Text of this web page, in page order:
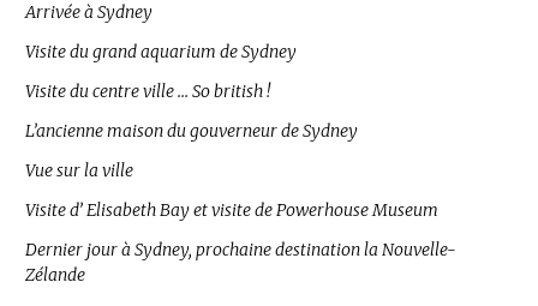
Arrivée à Sydney
Visite du grand aquarium de Sydney
Visite du centre ville … So british !
L’ancienne maison du gouverneur de Sydney
Vue sur la ville
Visite d’ Elisabeth Bay et visite de Powerhouse Museum
Dernier jour à Sydney, prochaine destination la Nouvelle-
Zélande